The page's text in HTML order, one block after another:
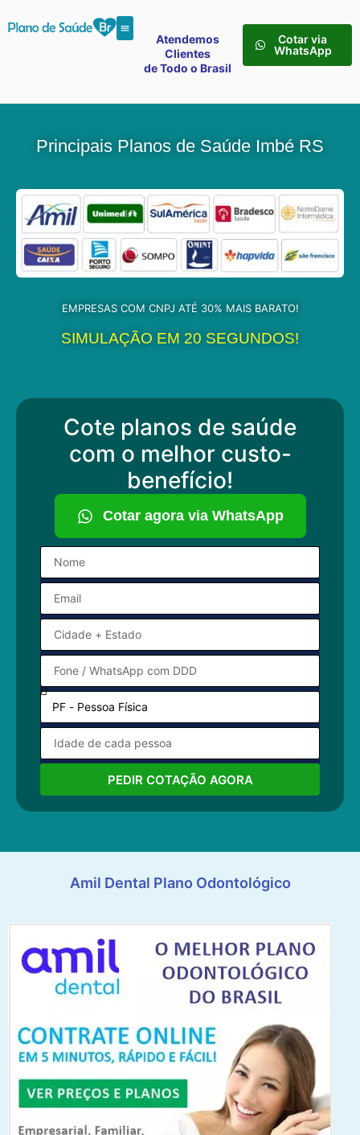
Atendemos
Clientes
de Todo o Brasil
Cotar via
WhatsApp
Principais Planos de Saúde Imbé RS
EMPRESAS COM CNPJ ATÉ 30% MAIS BARATO!
SIMULAÇÃO EM 20 SEGUNDOS!
Cote planos de saúde
com o melhor custo-
benefício!
Cotar agora via WhatsApp
PEDIR COTAÇÃO AGORA
Amil Dental Plano Odontológico